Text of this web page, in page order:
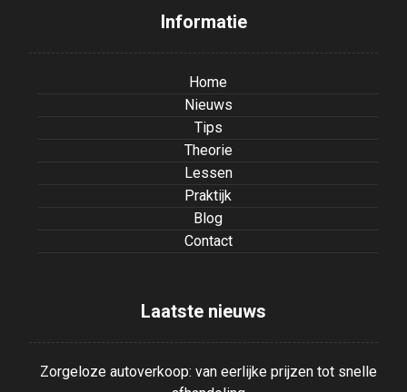
Informatie
Home
Nieuws
Tips
Theorie
Lessen
Praktijk
Blog
Contact
Laatste nieuws
Zorgeloze autoverkoop: van eerlijke prijzen tot snelle